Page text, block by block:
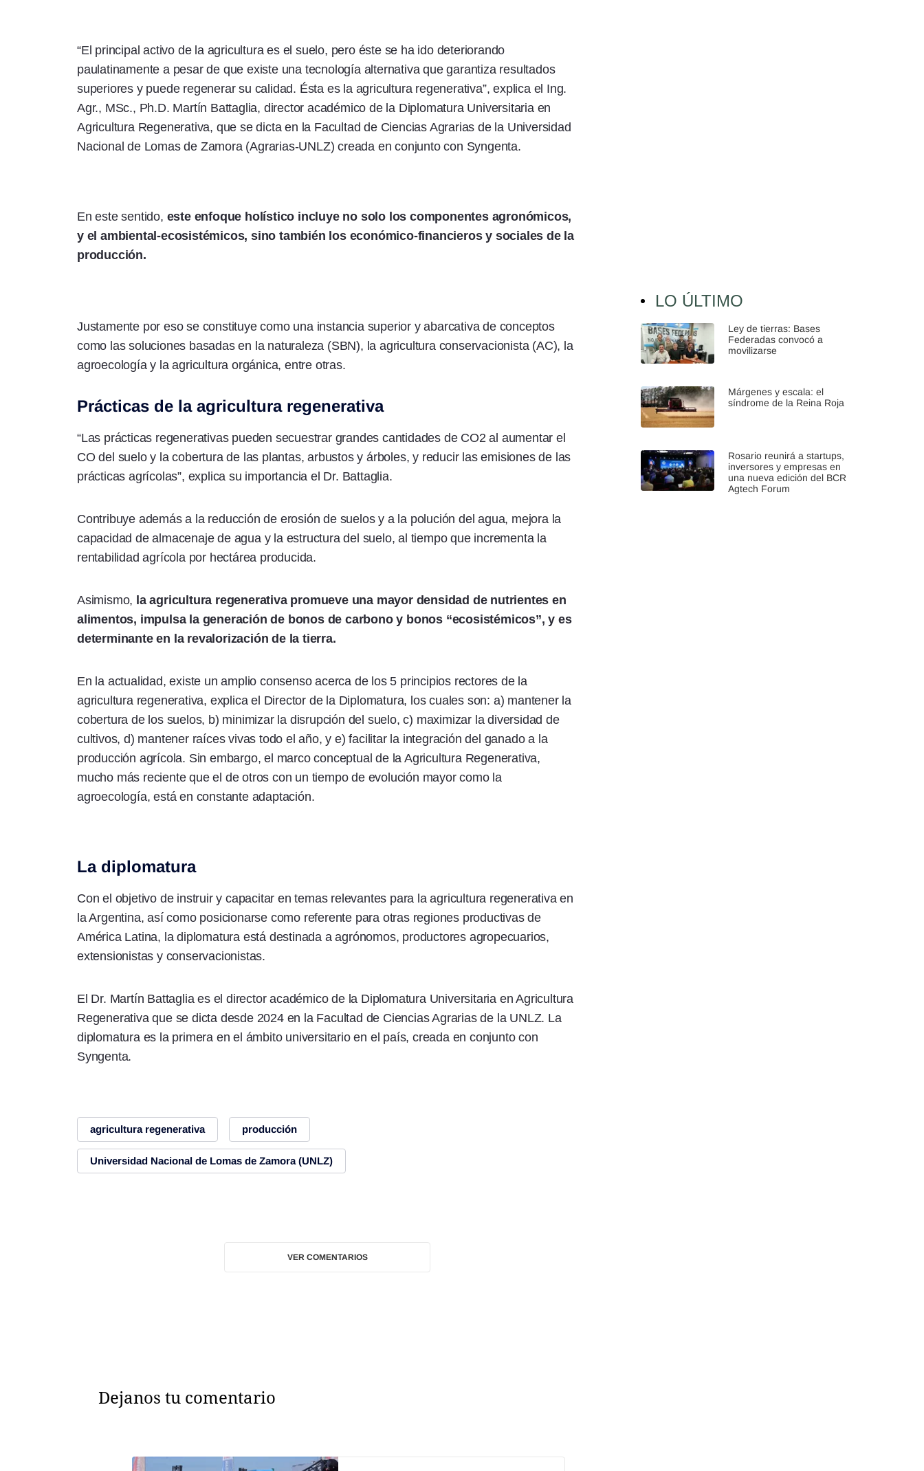
“El principal activo de la agricultura es el suelo, pero éste se ha ido deteriorando
paulatinamente a pesar de que existe una tecnología alternativaque garantiza resultados
superiores y puede regenerar su calidad. Ésta es la agricultura regenerativa”, explica el Ing.
Agr., MSc., Ph.D. Martín Battaglia, director académico de la Diplomatura Universitaria en
Agricultura Regenerativa, que se dicta en la Facultad de Ciencias Agrarias de la Universidad
Nacional de Lomas de Zamora (Agrarias-UNLZ) creada en conjunto con Syngenta.
En este sentido, este enfoque holístico incluye no solo los componentes agronómicos,
y el ambiental-ecosistémicos, sino también los económico-financieros y sociales de la
producción.
Justamente por eso se constituye como una instancia superior y abarcativa de conceptos
como las soluciones basadas en la naturaleza (SBN), la agricultura conservacionista (AC), la
agroecología y la agricultura orgánica, entre otras.
Prácticas de la agricultura regenerativa
“Las prácticas regenerativas pueden secuestrar grandes cantidades de CO2 al aumentar el
CO del suelo y la cobertura de las plantas, arbustos y árboles, y reducir las emisiones de las
prácticas agrícolas”, explica su importancia el Dr. Battaglia.
Contribuye además a la reducción de erosión de suelos y a la polución del agua, mejora la
capacidad de almacenaje de agua y la estructura del suelo, al tiempo que incrementa la
rentabilidad agrícola por hectárea producida.
Asimismo, la agricultura regenerativa promueve una mayor densidad de nutrientes en
alimentos, impulsa la generación de bonos de carbono y bonos “ecosistémicos”, y es
determinante en la revalorización de la tierra.
En la actualidad, existe un amplio consenso acerca de los 5 principios rectores de la
agricultura regenerativa, explica el Director de la Diplomatura, los cuales son: a) mantener la
cobertura de los suelos, b) minimizar la disrupción del suelo, c) maximizar la diversidad de
cultivos, d) mantener raíces vivas todo el año, y e) facilitar la integración del ganado a la
producción agrícola. Sin embargo, el marco conceptual de la Agricultura Regenerativa,
mucho más reciente que el de otros con un tiempo de evolución mayor como la
agroecología, está en constante adaptación.
La diplomatura
Con el objetivo de instruir y capacitar en temas relevantes para la agricultura regenerativa en
la Argentina, así como posicionarse como referente para otras regiones productivas de
América Latina, la diplomatura está destinada a agrónomos, productores agropecuarios,
extensionistas y conservacionistas.
El Dr. Martín Battaglia es el director académico de la Diplomatura Universitaria en Agricultura
Regenerativa que se dicta desde 2024 en la Facultad de Ciencias Agrarias de la UNLZ. La
diplomatura es la primera en el ámbito universitario en el país, creada en conjunto con
Syngenta.
agricultura regenerativa producción
Universidad Nacional de Lomas de Zamora (UNLZ)
VER COMENTARIOS
LO ÚLTIMO
Ley de tierras: Bases
Federadas convocó a
movilizarse
Márgenes y escala: el
síndrome de la Reina Roja
Rosario reunirá a startups,
inversores y empresas en
una nueva edición del BCR
Agtech Forum
Dejanos tu comentario